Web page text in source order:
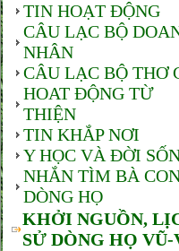
TIN HOẠT ĐỘNG
CÂU LẠC BỘ
NHÂN
CÂU LẠC BỘ THƠ
HOAT ĐỘNG TỪ
THIỆN
TIN KHẮP NƠI
Y HỌC VÀ ĐỜI
NHẮN TÌM BÀ
DÒNG HỌ
KHỞI NGUỒN,
SỬ DÒNG HỌ VŨ-